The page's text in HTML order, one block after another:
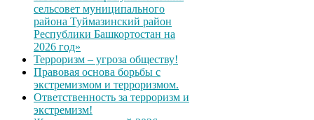
сельсовет муниципального
района Туймазинский район
Республики Башкортостан на
2026 год»
Терроризм – угроза обществу!
Правовая основа борьбы с
экстремизмом и терроризмом.
Ответственность за терроризм и
экстремизм!